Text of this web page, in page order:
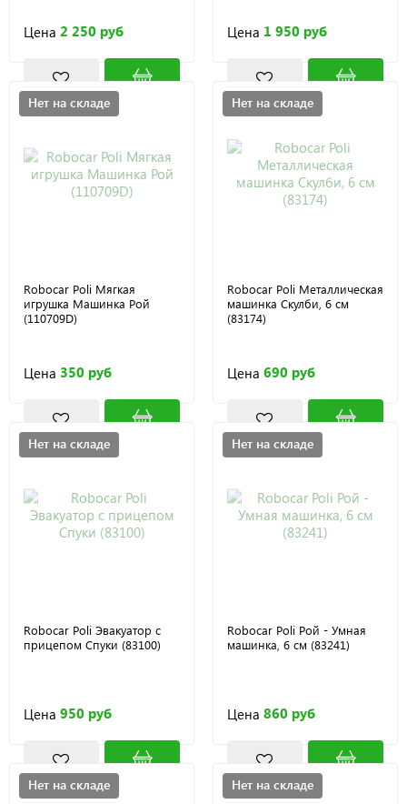
Цена 2 250 руб Цена 1 950 руб
Нет на складе
Robocar Poli Мягкая
игрушка Машинка Рой
(110709D)
Цена 350 руб
Нет на складе
Robocar Poli Металлическая
машинка Скулби, 6 см
(83174)
Цена 690 руб
Нет на складе
Robocar Poli Эвакуатор с
прицепом Спуки (83100)
Цена 950 руб
Нет на складе
Robocar Poli Рой - Умная
машинка, 6 см (83241)
Цена 860 руб
Нет на складе Нет на складе